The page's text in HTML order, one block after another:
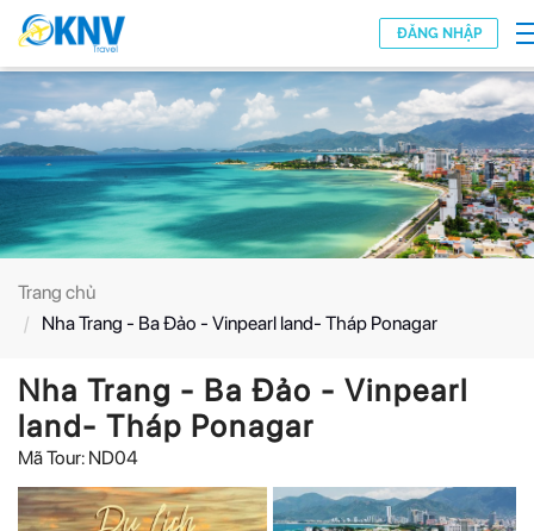
Nhảy
đến
nội
dung
ĐĂNG NHẬP
Trang chủ
Nha Trang - Ba Đảo - Vinpearl land- Tháp Ponagar
Nha Trang - Ba Đảo - Vinpearl
land- Tháp Ponagar
Mã Tour: ND04